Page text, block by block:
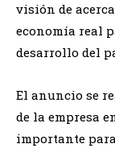
visión de
economía real
desarrollo del
El anuncio se
de la empresa
importante